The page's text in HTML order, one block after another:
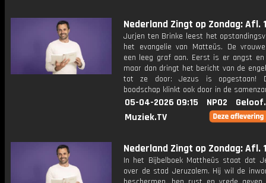
Nederland Zingt op Zondag: Afl.
Jurjen ten Brinke leest het
het evangelie van Matteüs. De
een leeg graf aan. Eerst is er angst en
maar dan dringt het bericht van de
tot ze door: Jezus is opgestaan!
boodschap klinkt ook door in de
05-04-2026 09:15 NPO2
Muziek.TV
Nederland Zingt op Zondag: Afl.
In het Bijbelboek Mattheüs staat dat
over de stad Jeruzalem. Hij wil de